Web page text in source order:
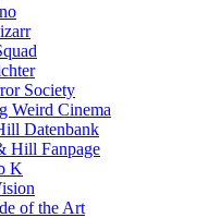
Society
Weird Cinema
Datenbank
Hill Fanpage
K
of the Art